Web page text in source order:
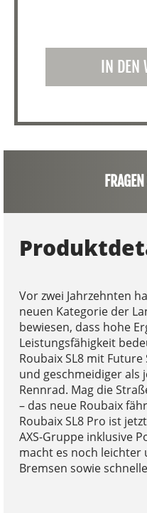
IN DEN
Vor zwei Jahrzehnten
neuen Kategorie der
bewiesen, dass hohe
Leistungsfähigkeit
Roubaix SL8 mit
und geschmeidiger als
Rennrad. Mag die
– das neue Roubaix
Roubaix SL8 Pro ist
AXS-Gruppe inklusive
macht es noch
Bremsen sowie